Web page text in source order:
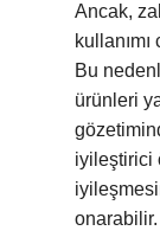
Ancak,
Bu
ürünleri
iyileştirici